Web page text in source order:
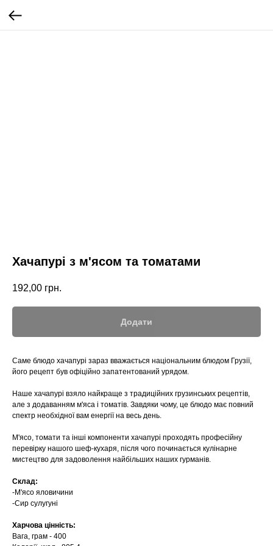
Хачапурі з м'ясом та томатами
192,00 грн.
Додати
Саме блюдо хачапурі зараз вважається національним блюдом Грузії,
його рецепт був офіційно запатентований урядом.
Наше хачапурі взяло найкраще з традиційних грузинських рецептів,
але з додаванням м'яса і томатів. Завдяки чому, це блюдо має повний
спектр необхідної вам енергії на весь день.
М'ясо, томати та інші компоненти хачапурі проходять професійну
перевірку нашого шеф-кухаря, після чого починається кулінарне
мистецтво для задоволення найбільших наших гурманів.
Склад:
-М'ясо яловичини
-Сир сулугуні
Харчова цінність:
Вага, грам - 400